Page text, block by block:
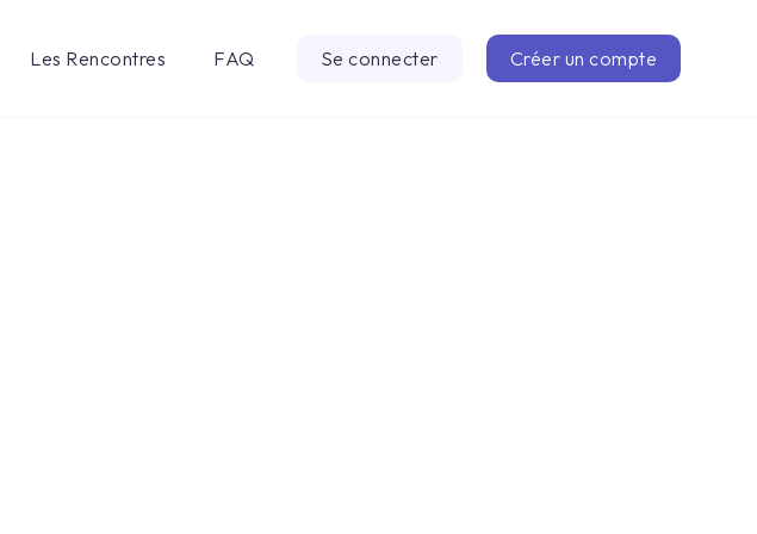
Les Rencontres FAQ Se connecter Créer un compte